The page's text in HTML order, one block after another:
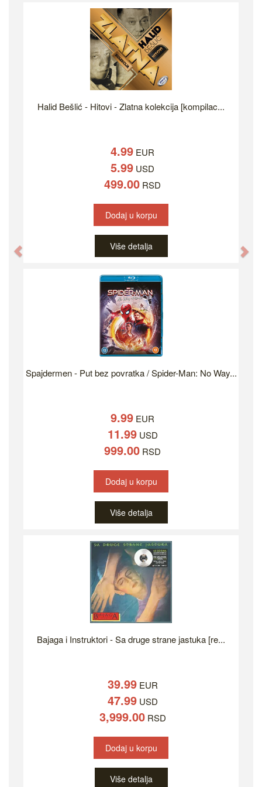
Halid Bešlić - Hitovi - Zlatna kolekcija [kompilac...
4.99 EUR
5.99 USD
499.00 RSD
Dodaj u korpu
Više detalja
Spajdermen - Put bez povratka / Spider-Man: No Way...
9.99 EUR
11.99USD
999.00 RSD
Dodaj u korpu
Više detalja
Bajaga i Instruktori - Sa druge strane jastuka [re...
39.99EUR
47.99USD
3,999.00RSD
Dodaj u korpu
Više detalja